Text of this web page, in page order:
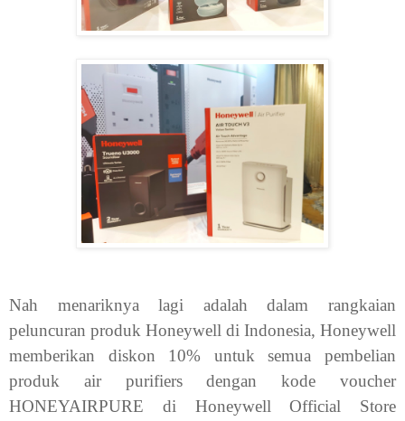
Nah menariknya lagi adalah dalam rangkaian
peluncuran produk Honeywell di Indonesia, Honeywell
memberikan diskon 10% untuk semua pembelian
produk air purifiers dengan kode voucher
HONEYAIRPURE di Honeywell Official Store